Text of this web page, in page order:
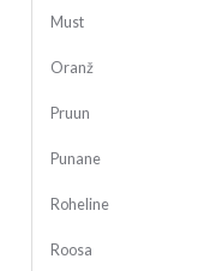
Must
Oranž
Pruun
Punane
Roheline
Roosa